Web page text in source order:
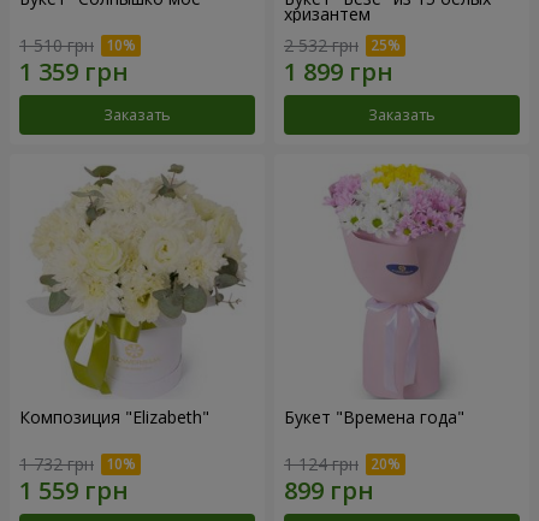
1 510 грн
Заказать
хризантем
2 532 грн
Заказать
Композиция "Elizabeth"
1 732 грн
Букет "Времена года"
1 124 грн